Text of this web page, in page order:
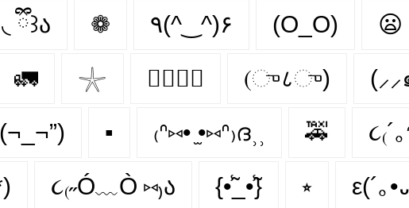
◟ ྀི꒱ა ❁ ٩(^‿^)۶ (O_O) 😦
🚛 𓇼 👩‍❤️‍💋‍👩 (ு८ு)
(¬_¬”) ▪️ ₍ᐢ⑅• ̫•⑅ᐢ₎ദ⸒⸒ 🚕 ૮₍´
૮₍˶Ó﹏Ò ⑅₎ა {•̃̾_•̃̾} ⭒ ε(´｡